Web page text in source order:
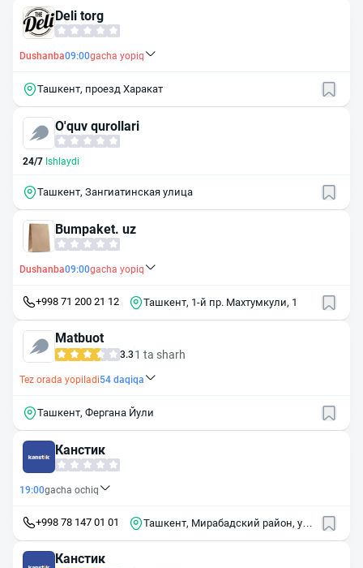
Deli torg
Dushanba09:00gacha yopiq
Ташкент, проезд Харакат
O'quv qurollari
24/7 Ishlaydi
Ташкент, Зангиатинская улица
Bumpaket. uz
Dushanba09:00gacha yopiq
+998 71 200 21 12 Ташкент, 1-й пр. Махтумкули, 1
Matbuot
3.3 1 ta sharh
Tez orada yopiladi54 daqiqa
Ташкент, Фергана Йули
Канстик
19:00gacha ochiq
+998 78 147 01 01
Ташкент, Мирабадский район, ул.
Канстик